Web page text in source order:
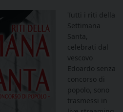
Tutti i riti della
Settimana
Santa,
celebrati dal
vescovo
Edoardo senza
concorso di
popolo, sono
trasmessi in